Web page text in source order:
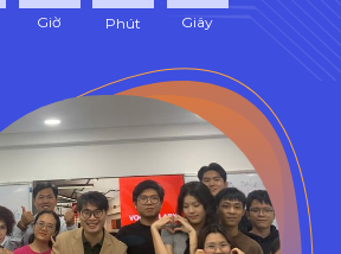
Giây
Phút
Giờ